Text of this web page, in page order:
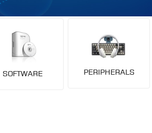
SOFTWARE PERIPHERALS